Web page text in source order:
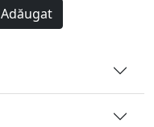
Adăugat